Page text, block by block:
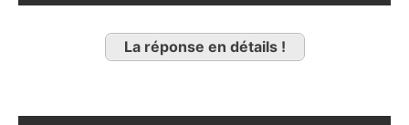
La réponse en détails !